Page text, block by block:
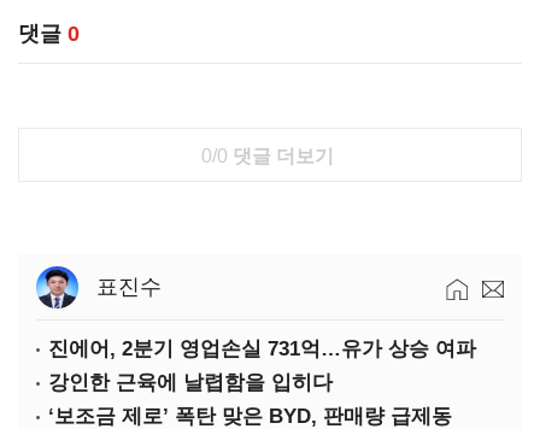
댓글 0
0/0 댓글 더보기
표진수
진에어, 2분기 영업손실 731억…유가 상승 여파
강인한 근육에 날렵함을 입히다
‘보조금 제로’ 폭탄 맞은 BYD, 판매량 급제동